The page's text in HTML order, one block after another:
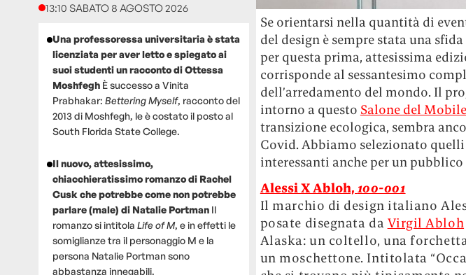
13:10 SABATO 8 AGOSTO 2026
Una professoressa universitaria è stata
licenziata per aver letto e spiegato ai
suoi studenti un racconto di Ottessa
Moshfegh È successo a Vinita
Prabhakar: Bettering Myself, racconto del
2013 di Moshfegh, le è costato il posto al
South Florida State College.
Il nuovo, attesissimo,
chiacchieratissimo romanzo di Rachel
Cusk che potrebbe come non potrebbe
parlare (male) di Natalie Portman Il
romanzo si intitola Life of M, e in effetti le
somiglianze tra il personaggio M e la
persona Natalie Portman sono
abbastanza innegabili.
Se orientarsi nella quantità di
del design è sempre stata una
per questa prima, attesissima
corrisponde al sessantesimo
dell’arredamento del mondo. Il
intorno a questo Salone del Mobile
transizione ecologica, sembra
Covid. Abbiamo selezionato
interessanti anche per un
Alessi X Abloh, 100-001
Il marchio di design italiano
posate disegnata da Virgil Abloh
Alaska: un coltello, una
un moschettone. Intitolata